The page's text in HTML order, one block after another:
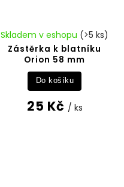
Zástěrka k blatníku
Orion 58 mm
Skladem v eshopu (>5 ks)
25 Kč / ks
Do košíku